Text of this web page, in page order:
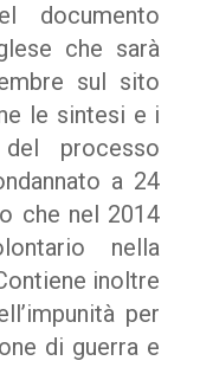
documento
che sarà
sul sito
le sintesi e i
processo
a 24
che nel 2014
nella
inoltre
per
di guerra e